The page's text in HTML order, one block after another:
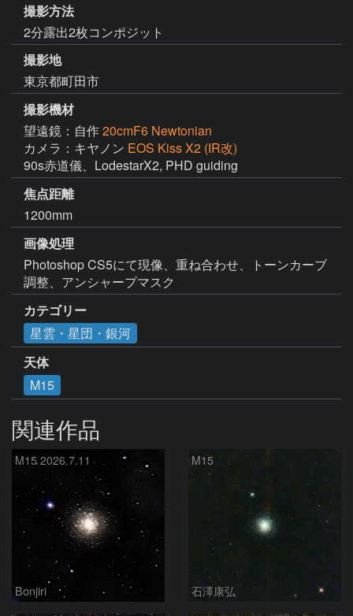
撮影方法
2分露出2枚コンポジット
撮影地
東京都町田市
撮影機材
望遠鏡：自作20cmF6 Newtonian
カメラ：キヤノン EOS Kiss X2 (IR改)
90s赤道儀、LodestarX2, PHD guiding
焦点距離
1200mm
画像処理
Photoshop CS5にて現像、重ね合わせ、トーンカーブ
調整、アンシャープマスク
カテゴリー
星雲・星団・銀河
天体
M15
関連作品
M15 2026.7.11
Bonjiri
M15
石澤康弘